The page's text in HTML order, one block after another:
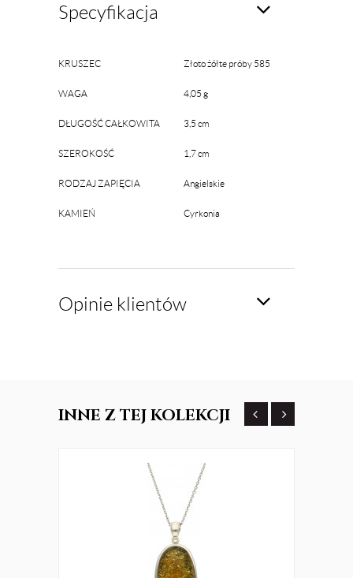
Specyfikacja
KRUSZEC Złoto żółte próby 585
WAGA 4,05 g
DŁUGOŚĆ CAŁKOWITA 3,5 cm
SZEROKOŚĆ 1,7 cm
RODZAJ ZAPIĘCIA Angielskie
KAMIEŃ Cyrkonia
Opinie klientów
INNE Z TEJ KOLEKCJI